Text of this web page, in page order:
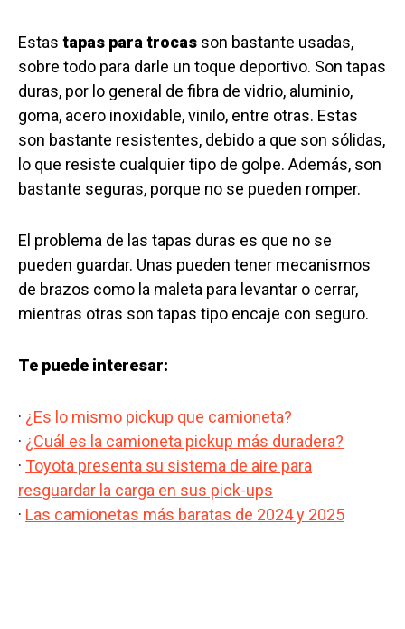
Estas tapas para trocas son bastante usadas,
sobre todo para darle un toque deportivo. Son tapas
duras, por lo general de fibra de vidrio, aluminio,
goma, acero inoxidable, vinilo, entre otras. Estas
son bastante resistentes, debido a que son sólidas,
lo que resiste cualquier tipo de golpe. Además, son
bastante seguras, porque no se pueden romper.
El problema de las tapas duras es que no se
pueden guardar. Unas pueden tener mecanismos
de brazos como la maleta para levantar o cerrar,
mientras otras son tapas tipo encaje con seguro.
Te puede interesar:
· ¿Es lo mismo pickup que camioneta?
· ¿Cuál es la camioneta pickup más duradera?
· Toyota presenta su sistema de aire para
resguardar la carga en sus pick-ups
· Las camionetas más baratas de 2024 y 2025